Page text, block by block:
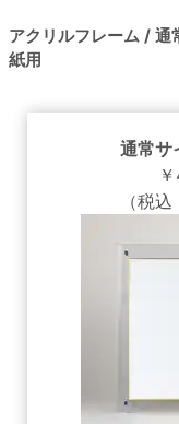
アクリルフレーム / 通
紙用
通常サ
（税